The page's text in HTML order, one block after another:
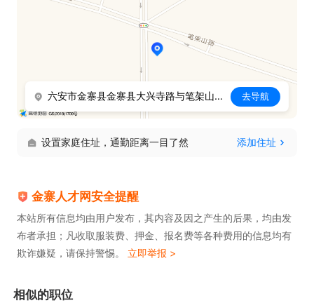
六安市金寨县金寨县大兴寺路与笔架山路交叉口南140米 去导航
设置家庭住址，通勤距离一目了然 添加住址
金寨人才网安全提醒
本站所有信息均由用户发布，其内容及因之产生的后果，均由发
布者承担；凡收取服装费、押金、报名费等各种费用的信息均有
欺诈嫌疑，请保持警惕。 立即举报 >
相似的职位